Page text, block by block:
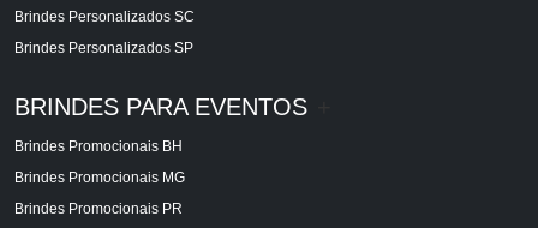
Brindes Personalizados SC
Brindes Personalizados SP
BRINDES PARA EVENTOS
Brindes Promocionais BH
Brindes Promocionais MG
Brindes Promocionais PR